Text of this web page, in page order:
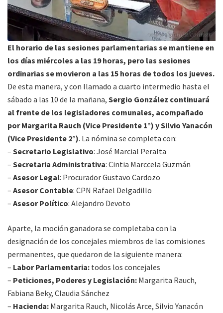
El horario de las sesiones parlamentarias se mantiene en
los días miércoles a las 19 horas, pero las sesiones
ordinarias se movieron a las 15 horas de todos los jueves.
De esta manera, y con llamado a cuarto intermedio hasta el
sábado a las 10 de la mañana, Sergio González continuará
al frente de los legisladores comunales, acompañado
por Margarita Rauch (Vice Presidente 1°) y Silvio Yanacón
(Vice Presidente 2°). La nómina se completa con:
– Secretario Legislativo: José Marcial Peralta
– Secretaria Administrativa: Cintia Marccela Guzmán
– Asesor Legal: Procurador Gustavo Cardozo
– Asesor Contable: CPN Rafael Delgadillo
– Asesor Político: Alejandro Devoto
Aparte, la moción ganadora se completaba con la
designación de los concejales miembros de las comisiones
permanentes, que quedaron de la siguiente manera:
– Labor Parlamentaria: todos los concejales
– Peticiones, Poderes y Legislación: Margarita Rauch,
Fabiana Beky, Claudia Sánchez
– Hacienda: Margarita Rauch, Nicolás Arce, Silvio Yanacón